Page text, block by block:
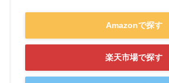
Amazonで探す
楽天市場で探す